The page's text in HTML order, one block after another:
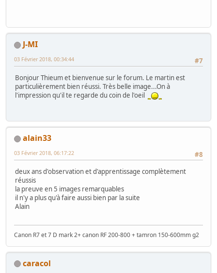
J-MI
#7
03 Février 2018, 00:34:44
Bonjour Thieum et bienvenue sur le forum. Le martin est
particulièrement bien réussi. Très belle image...On à
l'impression qu'il te regarde du coin de l'oeil
alain33
#8
03 Février 2018, 06:17:22
deux ans d'observation et d'apprentissage complètement
réussis
la preuve en 5 images remarquables
il n'y a plus qu'à faire aussi bien par la suite
Alain
Canon R7 et 7 D mark 2+ canon RF 200-800 + tamron 150-600mm g2
caracol